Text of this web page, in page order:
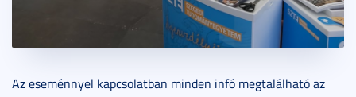
Az eseménnyel kapcsolatban minden infó megtalálható az